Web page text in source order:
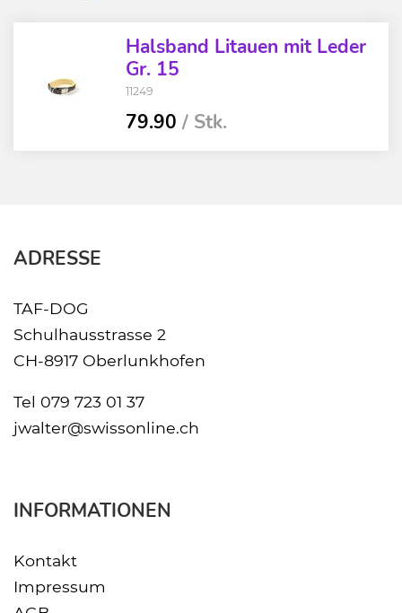
Halsband Litauen mit Leder
Gr. 15
11249
79.90 / Stk.
ADRESSE
TAF-DOG
Schulhausstrasse 2
CH-8917 Oberlunkhofen
Tel 079 723 01 37
jwalter@swissonline.ch
INFORMATIONEN
Kontakt
Impressum